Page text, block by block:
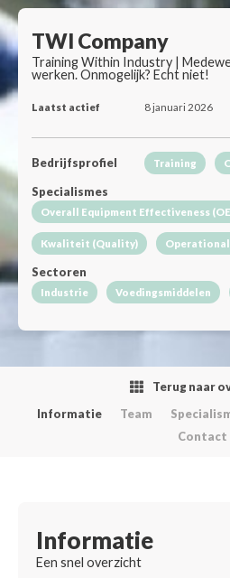
TWI Company
Training Within Industry |
werken. Onmogelijk? Echt niet!
Laatst actief 8 januari 2026
Bedrijfsprofiel Training
Specialismes
Overall Equipment Effectiveness
Kwaliteit (Quality) Operational
Sectoren
Industrie Voedingsmiddelen
Terug naar
Informatie
Team
Contact
Informatie
Een snel overzicht